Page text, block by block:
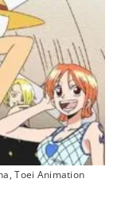
Toei Animation